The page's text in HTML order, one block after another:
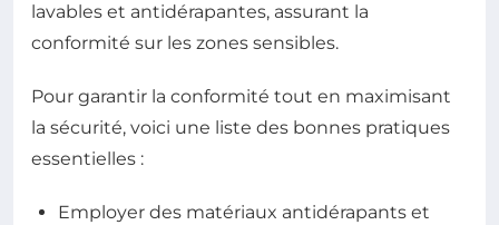
lavables et antidérapantes, assurant la
conformité sur les zones sensibles.
Pour garantir la conformité tout en maximisant
la sécurité, voici une liste des bonnes pratiques
essentielles :
Employer des matériaux antidérapants et